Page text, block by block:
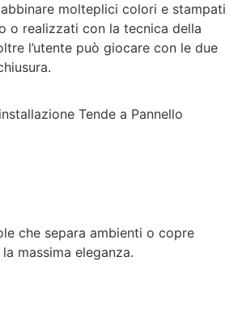
molteplici colori e stampati
o realizzati con la tecnica della
l’utente può giocare con le due
Tende a Pannello
che separa ambienti o copre
massima eleganza.